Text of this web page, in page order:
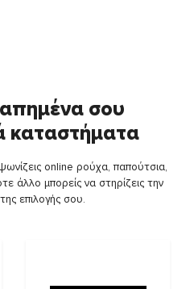
σου
καταστήματα
online ρούχα, παπούτσια,
άλλο μπορείς να στηρίζεις την
επιλογής σου.